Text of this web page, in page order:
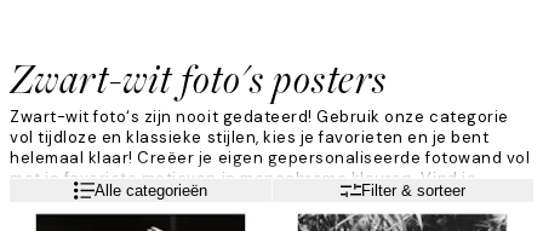
Zwart-wit foto's posters
Zwart-wit foto‘s zijn nooit gedateerd! Gebruik onze categorie
vol tijdloze en klassieke stijlen, kies je favorieten en je bent
helemaal klaar! Creëer je eigen gepersonaliseerde fotowand vol
met je favoriete motieven in monochrome kleuren. Vind je
favoriete poster tussen iconen, dieren en natuur - allemaal in
zwart-wit.
Lees meerAlle categorieën Filter & sorteer